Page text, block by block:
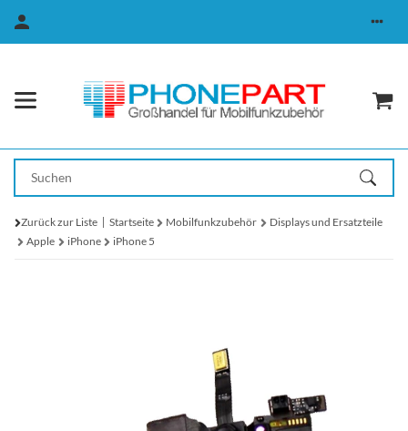
Zurück zur Liste Startseite Mobilfunkzubehör
Displays und Ersatzteile
Apple
iPhone iPhone 5